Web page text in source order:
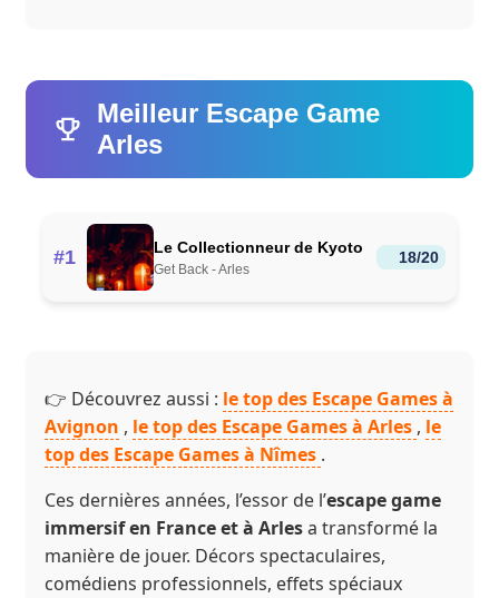
Meilleur Escape Game
Arles
#1 Le Collectionneur de Kyoto
Get Back - Arles
18/20
👉 Découvrez aussi : le top des Escape Games à
Avignon , le top des Escape Games à Arles , le
top des Escape Games à Nîmes .
Ces dernières années, l’essor de l’escape game
immersif en France et à Arlesa transformé la
manière de jouer. Décors spectaculaires,
comédiens professionnels, effets spéciaux